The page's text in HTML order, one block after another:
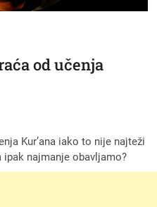
od učenja
Kur’ana iako to nije najteži
najmanje obavljamo?